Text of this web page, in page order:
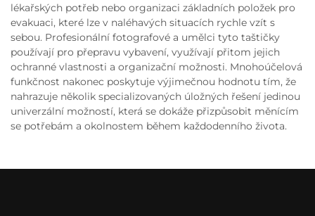
lékařských potřeb nebo organizaci základních položek pro
evakuaci, které lze v naléhavých situacích rychle vzít s
sebou. Profesionální fotografové a umělci tyto taštičky
používají pro přepravu vybavení, využívají přitom jejich
ochranné vlastnosti a organizační možnosti. Mnohoúčelová
funkčnost nakonec poskytuje výjimečnou hodnotu tím, že
nahrazuje několik specializovaných úložných řešení jedinou
univerzální možností, která se dokáže přizpůsobit měnícím
se potřebám a okolnostem během každodenního života.